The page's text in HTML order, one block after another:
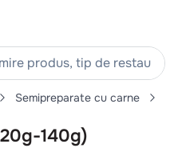
Semipreparate cu carne
140g)